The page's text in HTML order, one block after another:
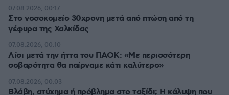
Στο νοσοκομείο 30χρονη μετά από πτώση από τη
γέφυρα της Χαλκίδας
07.08.2026, 00:17
Λίσι μετά την ήττα του ΠΑΟΚ: «Με περισσότερη
σοβαρότητα θα παίρναμε κάτι καλύτερο»
07.08.2026, 00:10
Βλάβη, ατύχημα ή πρόβλημα στο ταξίδι; Η κάλυψη που
07.08.2026, 00:03